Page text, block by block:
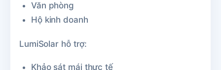
Văn phòng
Hộ kinh doanh
LumiSolar hỗ trợ:
Khảo sát mái thực tế